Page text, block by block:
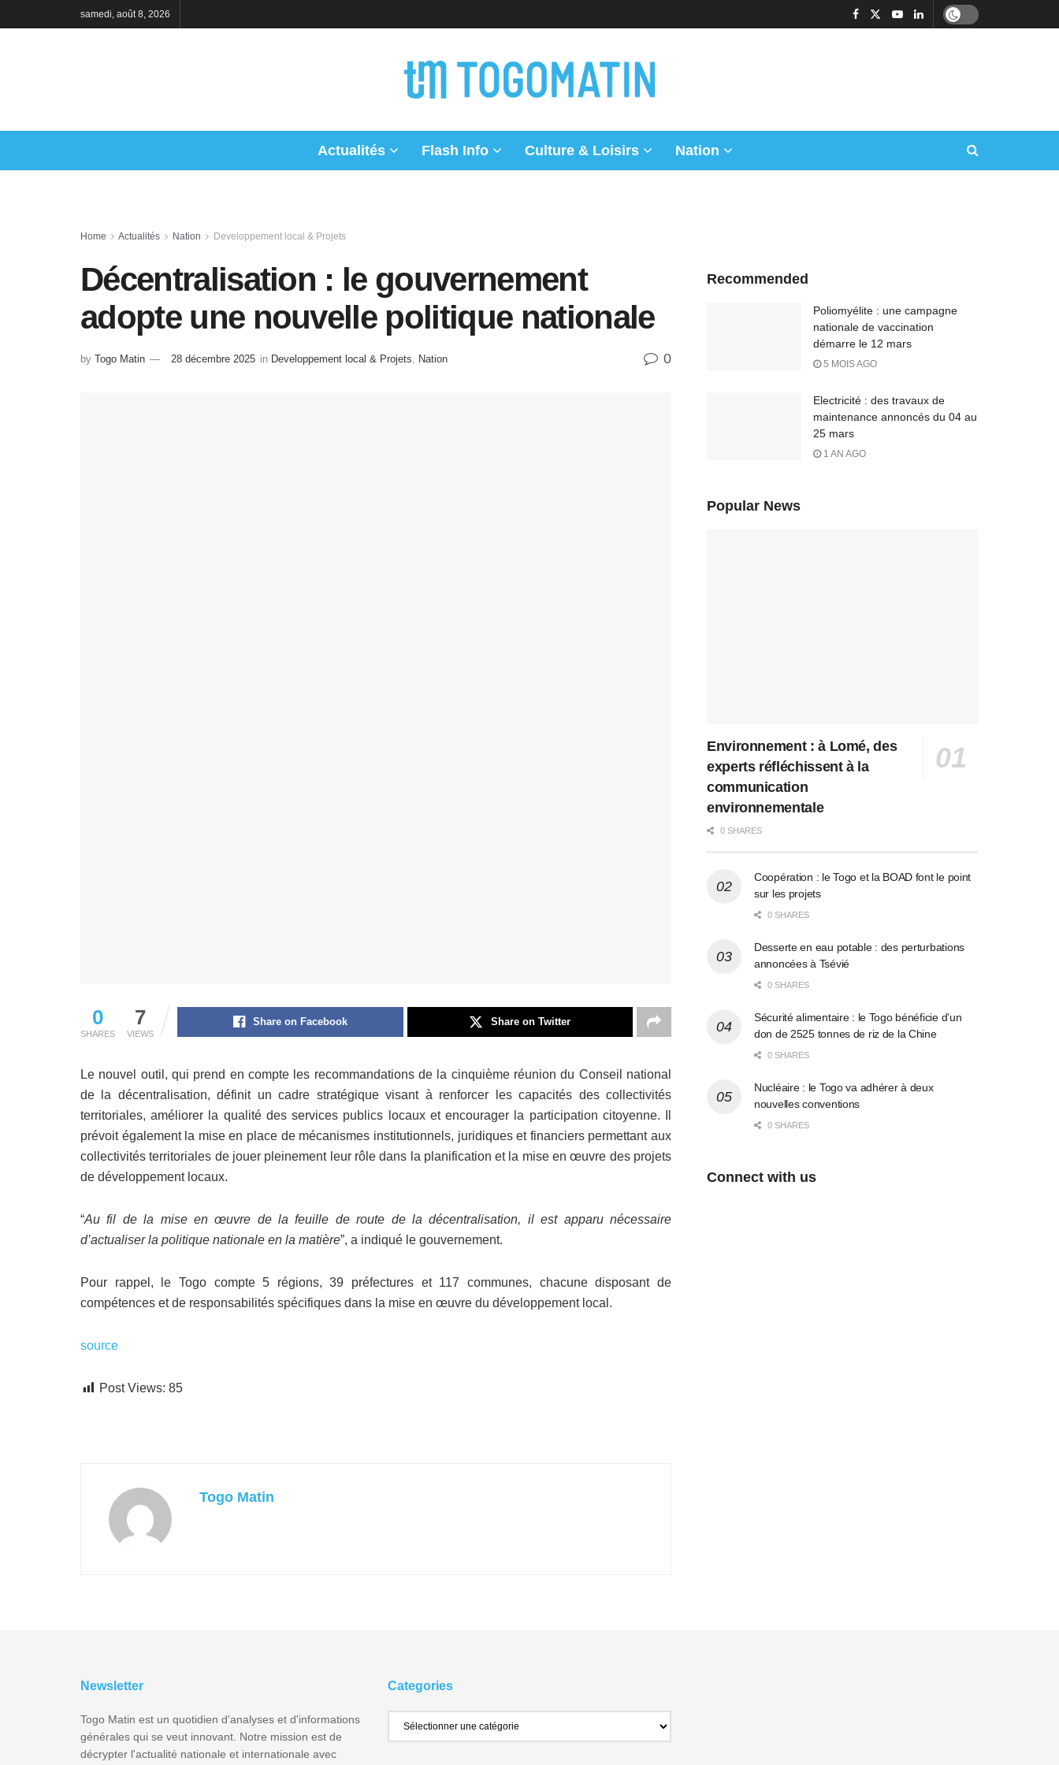
samedi, août 8, 2026
Actualités Flash Info Culture & Loisirs Nation
Home Actualités Nation Developpement local & Projets
Décentralisation : le gouvernement
adopte une nouvelle politique nationale
by Togo Matin 28 décembre 2025 in Developpement local & Projets Nation 0
0
SHARES
7
VIEWS
Share on Facebook Share on Twitter
Le nouvel outil, qui prend en compte les recommandations de la cinquième réunion du Conseil national
de la décentralisation, définit un cadre stratégique visant à renforcer les capacités des collectivités
territoriales, améliorer la qualité des services publics locaux et encourager la participation citoyenne. Il
prévoit également la mise en place de mécanismes institutionnels, juridiques et financiers permettant aux
collectivités territoriales de jouer pleinement leur rôle dans la planification et la mise en œuvre des projets
de développement locaux.
“Au fil de la mise en œuvre de la feuille de route de la décentralisation, il est apparu nécessaire
d’actualiser la politique nationale en la matière”, a indiqué le gouvernement.
Pour rappel, le Togo compte 5 régions, 39 préfectures et 117 communes, chacune disposant de
compétences et de responsabilités spécifiques dans la mise en œuvre du développement local.
source
Post Views: 85
Togo Matin
Recommended
Poliomyélite : une campagne
nationale de vaccination
démarre le 12 mars
5 MOIS AGO
Electricité : des travaux de
maintenance annoncés du 04 au
25 mars
1 AN AGO
Popular News
Environnement : à Lomé, des
experts réfléchissent à la
communication
environnementale
0 SHARES
Coopération : le Togo et la BOAD font le point
sur les projets
0 SHARES
Desserte en eau potable : des perturbations
annoncées à Tsévié
0 SHARES
Sécurité alimentaire : le Togo bénéficie d’un
don de 2525 tonnes de riz de la Chine
0 SHARES
Nucléaire : le Togo va adhérer à deux
nouvelles conventions
0 SHARES
Connect with us
Newsletter
Togo Matin est un quotidien d'analyses et d'informations
générales qui se veut innovant. Notre mission est de
décrypter l'actualité nationale et internationale avec
Categories